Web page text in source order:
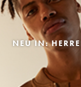
NEU IN: